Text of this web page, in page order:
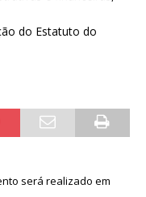
do Estatuto do
será realizado em